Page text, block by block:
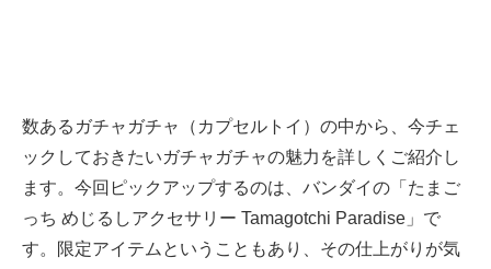
数あるガチャガチャ（カプセルトイ）の中から、今チェ
ックしておきたいガチャガチャの魅力を詳しくご紹介し
ます。今回ピックアップするのは、バンダイの「たまご
っち めじるしアクセサリー Tamagotchi Paradise」で
す。限定アイテムということもあり、その仕上がりが気